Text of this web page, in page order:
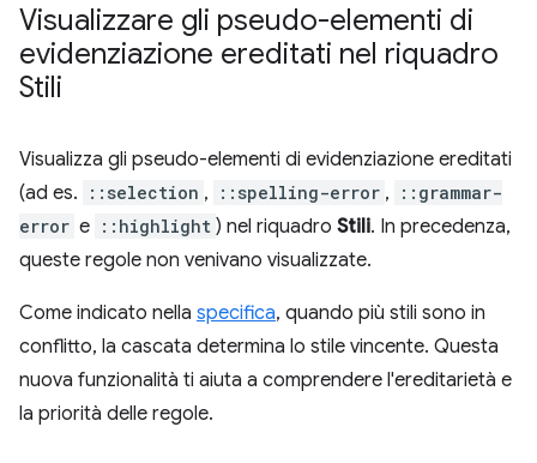
Visualizzare gli pseudo-elementi di
evidenziazione ereditati nel riquadro
Stili
Visualizza gli pseudo-elementi di evidenziazione ereditati
(ad es.
::selection , ::spelling-error ,
::grammar-
error e ::highlight ) nel riquadro Stili. In precedenza,
queste regole non venivano visualizzate.
Come indicato nella specifica, quando più stili sono in
conflitto, la cascata determina lo stile vincente. Questa
nuova funzionalità ti aiuta a comprendere l'ereditarietà e
la priorità delle regole.